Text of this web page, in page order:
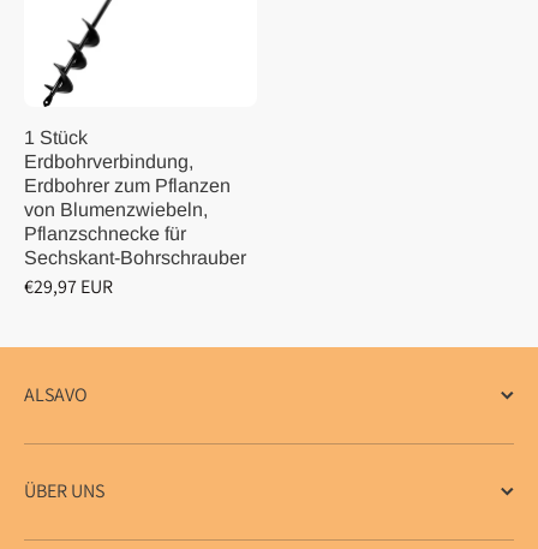
1 Stück
Erdbohrverbindung,
Erdbohrer zum Pflanzen
von Blumenzwiebeln,
Pflanzschnecke für
Sechskant-Bohrschrauber
€29,97 EUR
ALSAVO
ÜBER UNS